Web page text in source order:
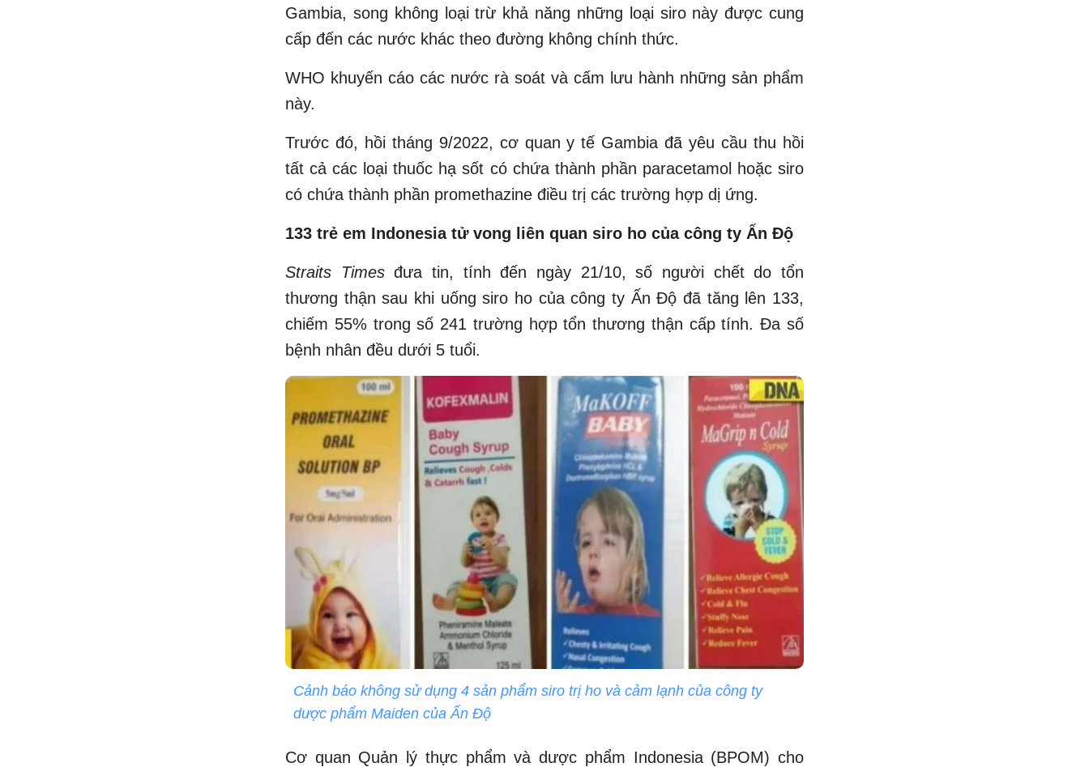
Gambia, song không loại trừ khả năng những loại siro này được cung
cấp đến các nước khác theo đường không chính thức.
WHO khuyến cáo các nước rà soát và cấm lưu hành những sản phẩm
này.
Trước đó, hồi tháng 9/2022, cơ quan y tế Gambia đã yêu cầu thu hồi
tất cả các loại thuốc hạ sốt có chứa thành phần paracetamol hoặc siro
có chứa thành phần promethazine điều trị các trường hợp dị ứng.
133 trẻ em Indonesia tử vong liên quan siro ho của công ty Ấn Độ
Straits Timesđưa tin, tính đến ngày 21/10, số người chết do tổn
thương thận sau khi uống siro ho của công ty Ấn Độ đã tăng lên 133,
chiếm 55% trong số 241 trường hợp tổn thương thận cấp tính. Đa số
bệnh nhân đều dưới 5 tuổi.
Cảnh báo không sử dụng 4 sản phẩm siro trị ho và cảm lạnh của công ty
dược phẩm Maiden của Ấn Độ
Cơ quan Quản lý thực phẩm và dược phẩm Indonesia (BPOM) cho